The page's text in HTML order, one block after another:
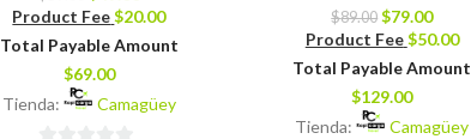
Product Fee$20.00
Total Payable Amount
$69.00
Tienda:
Camagüey
$89.00 $79.00
Product Fee$50.00
Total Payable Amount
$129.00
Tienda:
Camagüey